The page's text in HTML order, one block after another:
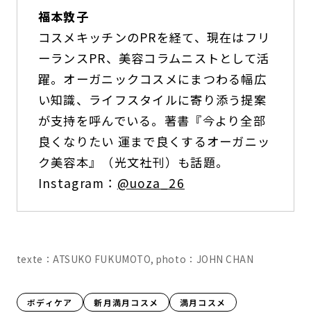
福本敦子
コスメキッチンのPRを経て、現在はフリ
ーランスPR、美容コラムニストとして活
躍。オーガニックコスメにまつわる幅広
い知識、ライフスタイルに寄り添う提案
が支持を呼んでいる。著書『今より全部
良くなりたい 運まで良くするオーガニッ
ク美容本』（光文社刊）も話題。
Instagram： @uoza_26
texte：ATSUKO FUKUMOTO, photo：JOHN CHAN
ボディケア 新月満月コスメ 満月コスメ